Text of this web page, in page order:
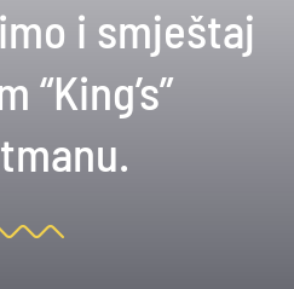
i smještaj
“King’s”